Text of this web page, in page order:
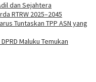
dan Sejahtera
RTRW 2025–2045
Tuntaskan TPP ASN yang
Maluku Temukan